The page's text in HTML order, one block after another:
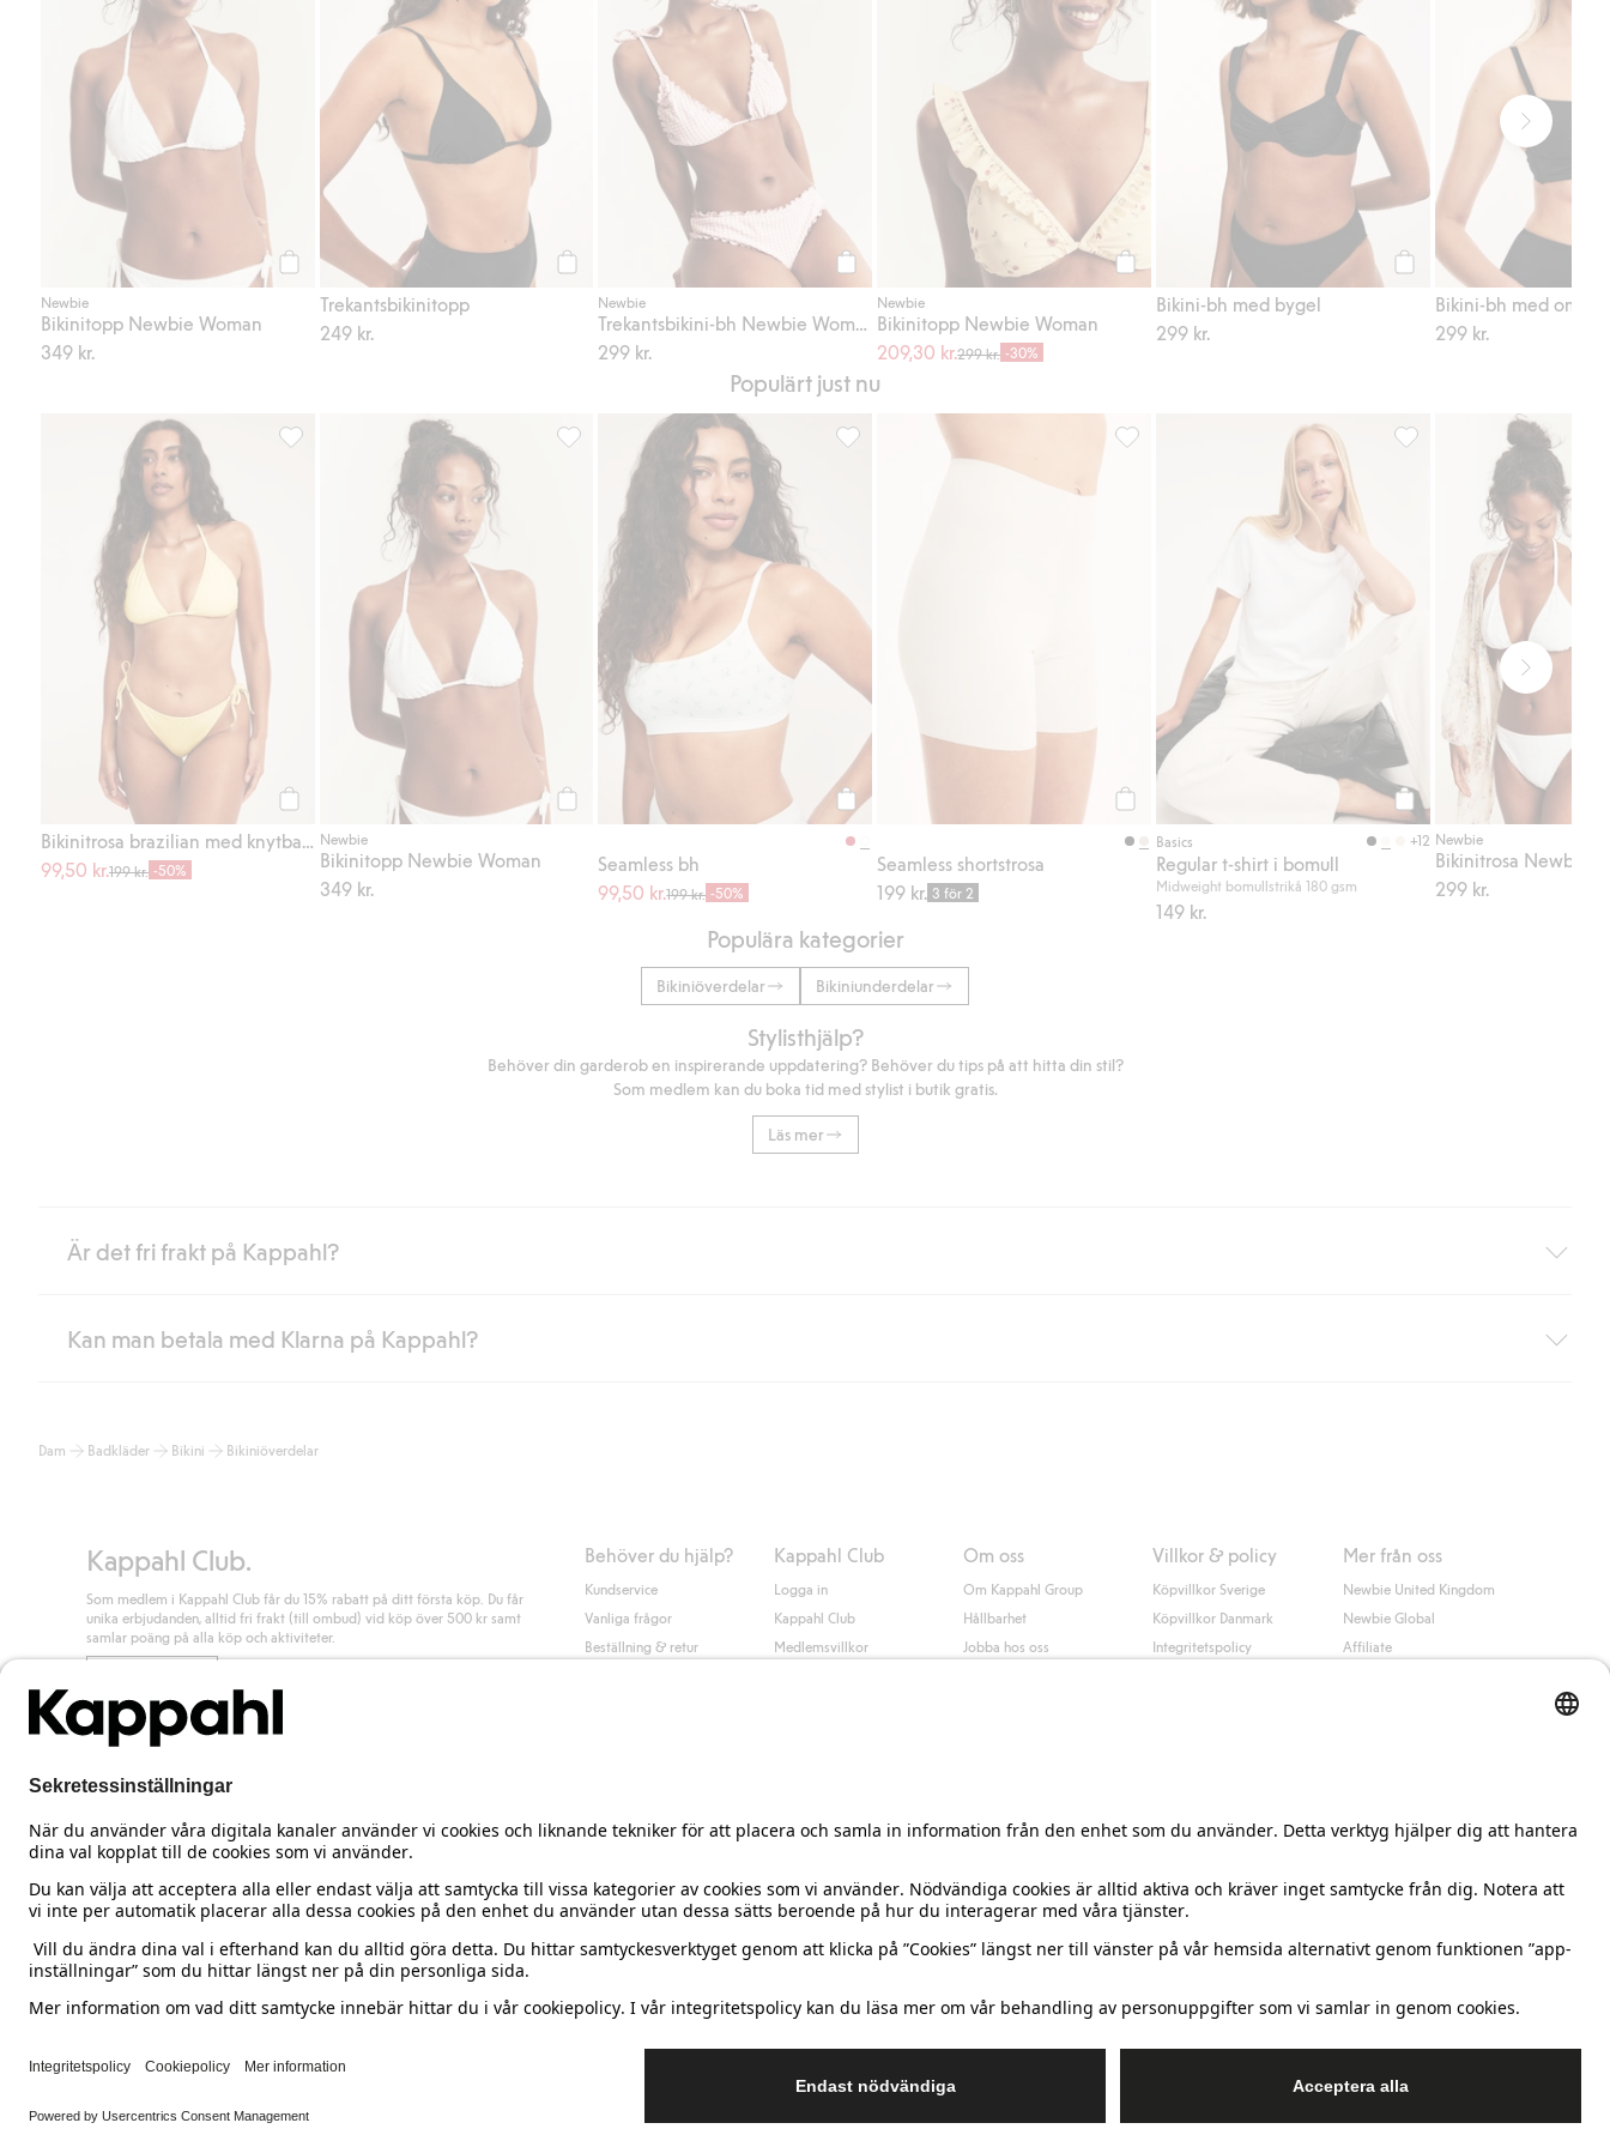
Köp
Newbie
Bikinitopp Newbie Woman
349 kr.
Trekantsbikinitopp
249 kr.
Köp
Newbie
Trekantsbikini-bh Newbie Woman
299 kr.
Köp
Newbie
Bikinitopp Newbie Woman
209,30 kr.299 kr. -30%
Bikini-bh med bygel
299 kr.
Bikini-bh med
299 kr.
Populärt just nu
Bikinitrosa brazilian med knytband
99,50 kr.199 kr. -50%
Bikinitrosa brazilian med knytband, Lägg till i favoriter
Newbie
Bikinitopp Newbie Woman
349 kr.
Bikinitopp Newbie Woman, Lägg till i favoriter
Köp
Seamless bh
99,50 kr.199 kr. -50%
Seamless bh, Lägg till i favoriter
Seamless shortstrosa
199 kr. 3 för 2
Seamless shortstrosa, Lägg till i favoriter
Köp
Basics +12
Regular t-shirt i bomull
Midweight bomullstrikå 180 gsm
149 kr.
Regular t-shirt i bomull,
Newbie
Bikinitrosa Newbie
299 kr.
Populära kategorier
Bikiniöverdelar Bikiniunderdelar
Stylisthjälp?
Behöver din garderob en inspirerande uppdatering? Behöver du tips på att hitta din stil?
Som medlem kan du boka tid med stylist i butik gratis.
Läs mer
Är det fri frakt på Kappahl?
Är du medlem i Kappahl Club har du alltid gratis frakt till butik eller om du handlar för över 500kr med leverans till ombud eller paketbox (gäller ej hemleverans). Frakten tas bort per automatik efter du
Läs mer
Kan man betala med Klarna på Kappahl?
klicka på "Slutför köp" godkänner du Kappahls allmänna villkor.
Dam Badkläder Bikini Bikiniöverdelar
Kappahl Club.
Som medlem i Kappahl Club får du 15% rabatt på ditt första köp. Du får
unika erbjudanden, alltid fri frakt (till ombud) vid köp över 500 kr samt
samlar poäng på alla köp och aktiviteter.
Behöver du hjälp?
Kundservice
Vanliga frågor
Beställning & retur
Kappahl Club
Logga in
Kappahl Club
Medlemsvillkor
Om oss
Om Kappahl Group
Hållbarhet
Jobba hos oss
Villkor & policy
Köpvillkor Sverige
Köpvillkor Danmark
Integritetspolicy
Mer från oss
Newbie United Kingdom
Newbie Global
Affiliate
Sweden Ändra land
Cookies